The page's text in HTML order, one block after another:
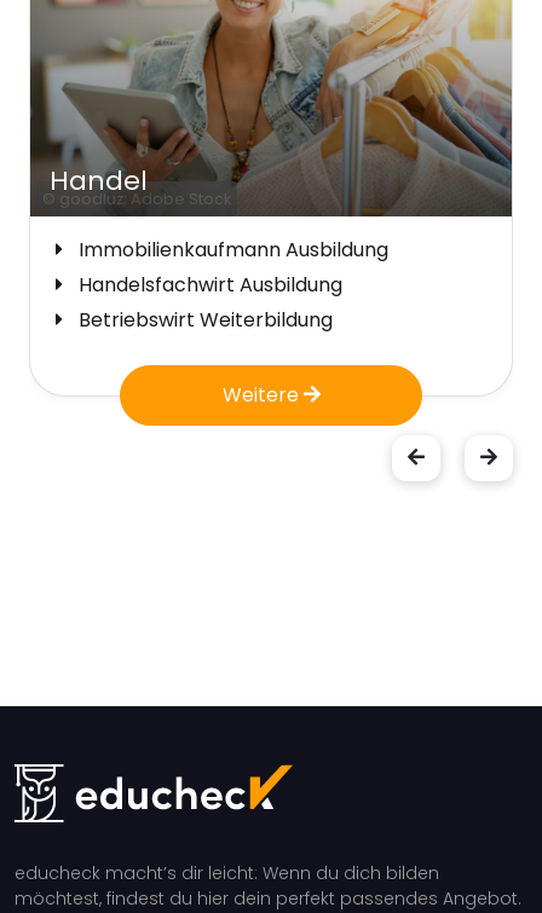
© goodluz; Adobe Stock
Handel
Immobilienkaufmann Ausbildung
Handelsfachwirt Ausbildung
Betriebswirt Weiterbildung
Weitere
educheck macht’s dir leicht: Wenn du dich bilden
möchtest, findest du hier dein perfekt passendes Angebot.